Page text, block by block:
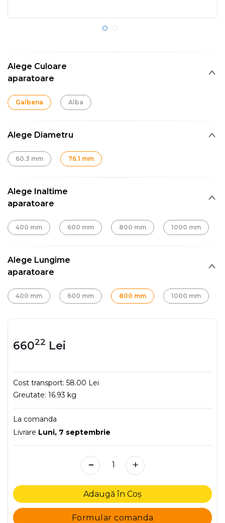
Alege Culoare
aparatoare
Galbena Alba
Alege Diametru
60.3 mm 76.1 mm
Alege Inaltime
aparatoare
400 mm 600 mm 800 mm 1000 mm
Alege Lungime
aparatoare
400 mm 600 mm 800 mm 1000 mm
66022 Lei
Cost transport: 58.00 Lei
Greutate: 16.93 kg
La comanda
Livrare Luni, 7 septembrie
- +
Adaugă în Coș
Formular comanda